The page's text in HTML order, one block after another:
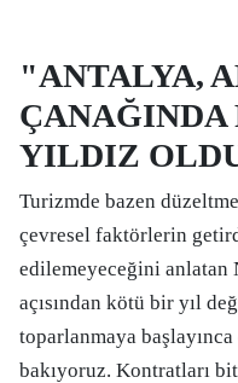
"ANTALYA,
ÇANAĞINDA
YILDIZ
Turizmde bazen
çevresel faktörlerin
edilemeyeceğini
açısından kötü bir yıl
toparlanmaya
bakıyoruz. Kontratları